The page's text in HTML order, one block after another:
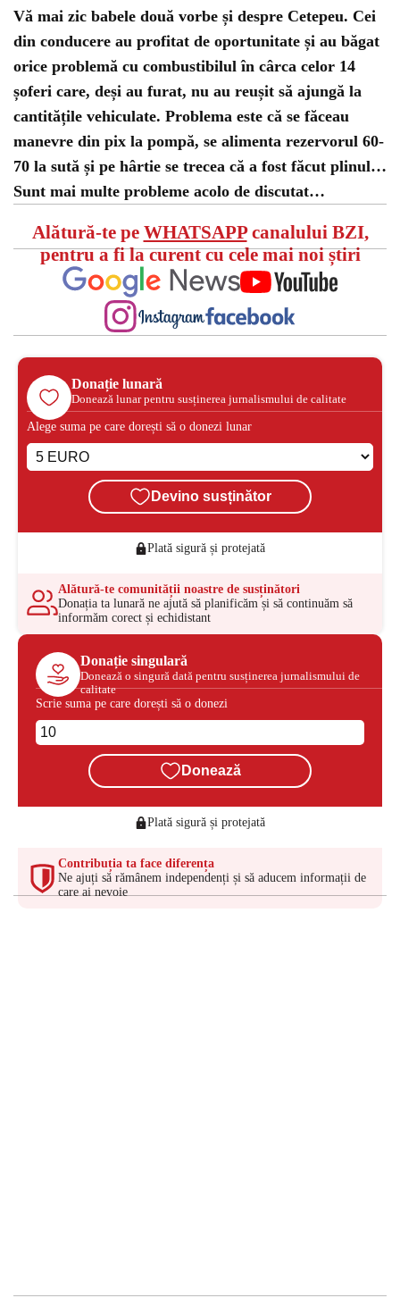
Vă mai zic babele două vorbe și despre Cetepeu. Cei
din conducere au profitat de oportunitate și au băgat
orice problemă cu combustibilul în cârca celor 14
șoferi care, deși au furat, nu au reușit să ajungă la
cantitățile vehiculate. Problema este că se făceau
manevre din pix la pompă, se alimenta rezervorul 60-
70 la sută și pe hârtie se trecea că a fost făcut plinul…
Sunt mai multe probleme acolo de discutat…
Alătură-te pe WHATSAPPcanalului BZI,
pentru a fi la curent cu cele mai noi știri
Donație lunară
Donează lunar pentru susținerea jurnalismului de calitate
Alege suma pe care dorești să o donezi lunar
Devino susținător
Plată sigură și protejată
Alătură-te comunității noastre de susținători
Donația ta lunară ne ajută să planificăm și să continuăm să
informăm corect și echidistant
Donație singulară
Donează o singură dată pentru susținerea jurnalismului de
calitate
Scrie suma pe care dorești să o donezi
Donează
Plată sigură și protejată
Contribuția ta face diferența
Ne ajuți să rămânem independenți și să aducem informații de
care ai nevoie